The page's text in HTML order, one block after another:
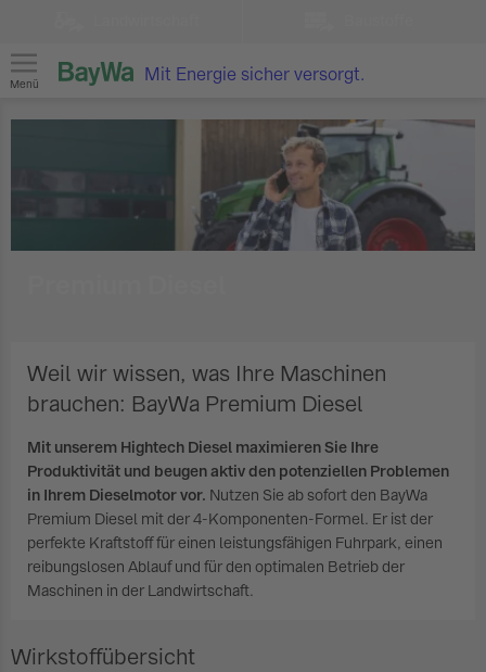
Menü
Mit Energie sicher versorgt.
Weil wir wissen, was Ihre Maschinen
brauchen: BayWa Premium Diesel
Mit unserem Hightech Diesel maximieren Sie Ihre
Produktivität und beugen aktiv den potenziellen Problemen
in Ihrem Dieselmotor vor. Nutzen Sie ab sofort den BayWa
Premium Diesel mit der 4-Komponenten-Formel. Er ist der
perfekte Kraftstoff für einen leistungsfähigen Fuhrpark, einen
reibungslosen Ablauf und für den optimalen Betrieb der
Maschinen in der Landwirtschaft.
Wirkstoffübersicht